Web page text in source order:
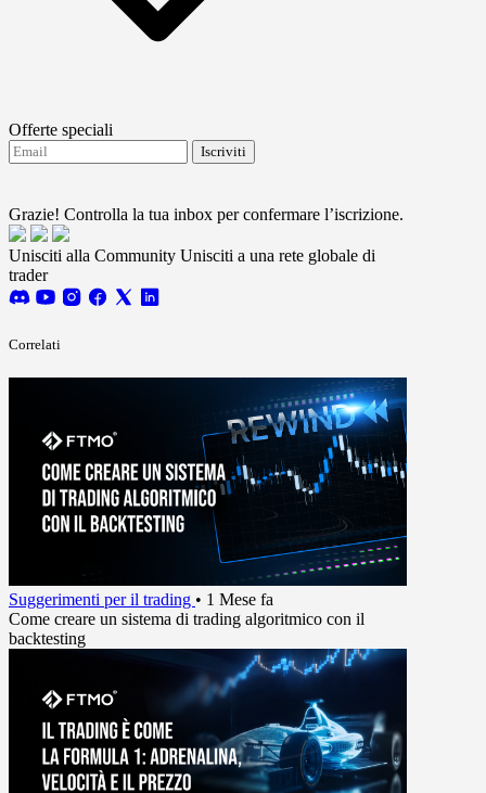
Offerte speciali
Iscriviti
Grazie! Controlla la tua inbox per confermare l’iscrizione.
Unisciti alla Community Unisciti a una rete globale di
trader
Correlati
Suggerimenti per il trading • 1 Mese fa
Come creare un sistema di trading algoritmico con il
backtesting